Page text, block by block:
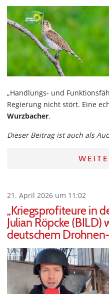
„Handlungs- und
Regierung nicht stört. Eine
Wurzbacher.
Dieser Beitrag ist auch als
21. April 2026 um 11:02
„Kriegsprofiteure in
Julian Röpcke (BILD)
deutschem